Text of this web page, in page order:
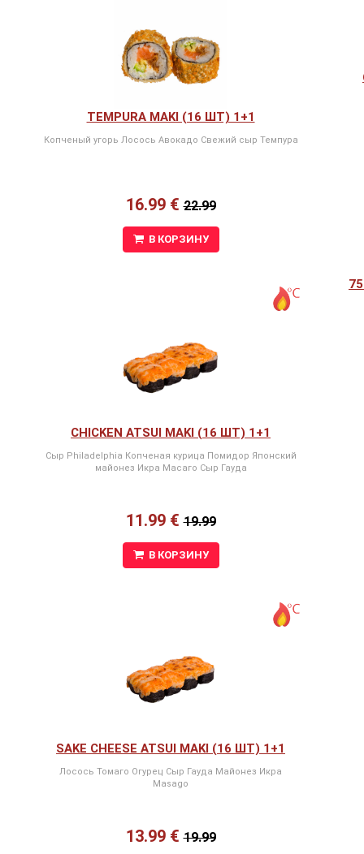
TEMPURA MAKI (16 ШТ) 1+1
Копченый угорь Лосось Авокадо Свежий сыр Темпура
16.99 €22.99
В КОРЗИНУ
CHICKEN ATSUI MAKI (16 ШТ) 1+1
Сыр Philadelphia Копченая курица Помидор Японский
майонез Икра Масаго Сыр Гауда
11.99 €19.99
В КОРЗИНУ
SAKE CHEESE ATSUI MAKI (16 ШТ) 1+1
Лосось Томаго Огурец Сыр Гауда Майонез Икра
Masago
13.99 €19.99